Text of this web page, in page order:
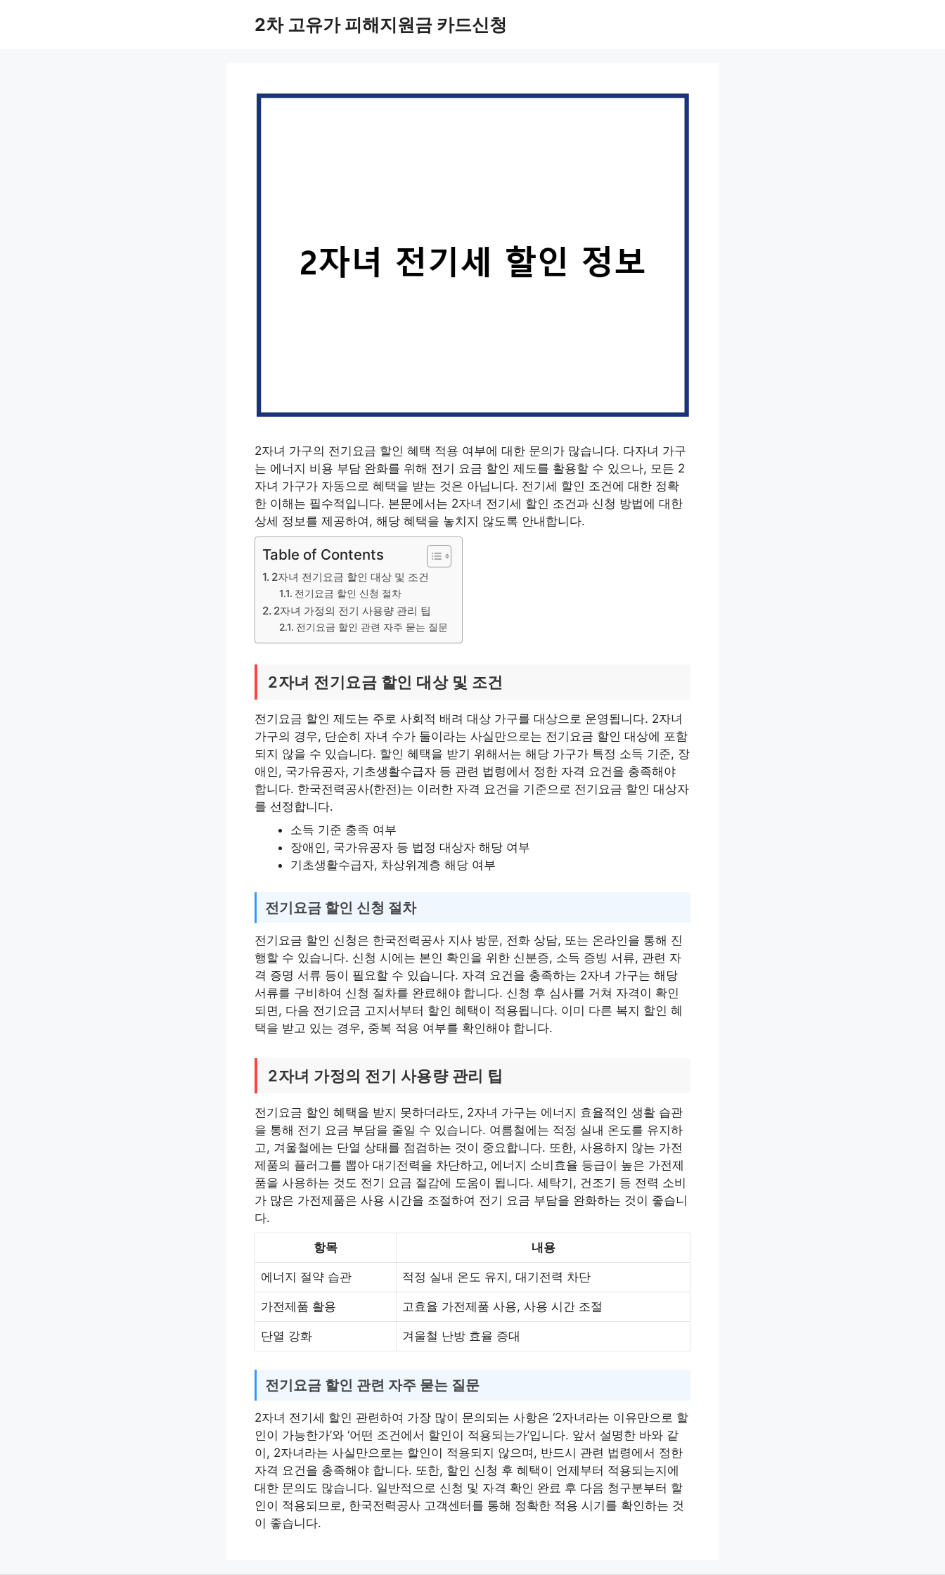
2차 고유가 피해지원금 카드신청
2자녀 가구의 전기요금 할인 혜택 적용 여부에 대한 문의가 많습니다. 다자녀 가구
는 에너지 비용 부담 완화를 위해 전기 요금 할인 제도를 활용할 수 있으나, 모든 2
자녀 가구가 자동으로 혜택을 받는 것은 아닙니다. 전기세 할인 조건에 대한 정확
한 이해는 필수적입니다. 본문에서는 2자녀 전기세 할인 조건과 신청 방법에 대한
상세 정보를 제공하여, 해당 혜택을 놓치지 않도록 안내합니다.
Table of Contents
2자녀 전기요금 할인 대상 및 조건
전기요금 할인 신청 절차
2자녀 가정의 전기 사용량 관리 팁
전기요금 할인 관련 자주 묻는 질문
2자녀 전기요금 할인 대상 및 조건
전기요금 할인 제도는 주로 사회적 배려 대상 가구를 대상으로 운영됩니다. 2자녀
가구의 경우, 단순히 자녀 수가 둘이라는 사실만으로는 전기요금 할인 대상에 포함
되지 않을 수 있습니다. 할인 혜택을 받기 위해서는 해당 가구가 특정 소득 기준, 장
애인, 국가유공자, 기초생활수급자 등 관련 법령에서 정한 자격 요건을 충족해야
합니다. 한국전력공사(한전)는 이러한 자격 요건을 기준으로 전기요금 할인 대상자
를 선정합니다.
소득 기준 충족 여부
장애인, 국가유공자 등 법정 대상자 해당 여부
기초생활수급자, 차상위계층 해당 여부
전기요금 할인 신청 절차
전기요금 할인 신청은 한국전력공사 지사 방문, 전화 상담, 또는 온라인을 통해 진
행할 수 있습니다. 신청 시에는 본인 확인을 위한 신분증, 소득 증빙 서류, 관련 자
격 증명 서류 등이 필요할 수 있습니다. 자격 요건을 충족하는 2자녀 가구는 해당
서류를 구비하여 신청 절차를 완료해야 합니다. 신청 후 심사를 거쳐 자격이 확인
되면, 다음 전기요금 고지서부터 할인 혜택이 적용됩니다. 이미 다른 복지 할인 혜
택을 받고 있는 경우, 중복 적용 여부를 확인해야 합니다.
2자녀 가정의 전기 사용량 관리 팁
전기요금 할인 혜택을 받지 못하더라도, 2자녀 가구는 에너지 효율적인 생활 습관
을 통해 전기 요금 부담을 줄일 수 있습니다. 여름철에는 적정 실내 온도를 유지하
고, 겨울철에는 단열 상태를 점검하는 것이 중요합니다. 또한, 사용하지 않는 가전
제품의 플러그를 뽑아 대기전력을 차단하고, 에너지 소비효율 등급이 높은 가전제
품을 사용하는 것도 전기 요금 절감에 도움이 됩니다. 세탁기, 건조기 등 전력 소비
가 많은 가전제품은 사용 시간을 조절하여 전기 요금 부담을 완화하는 것이 좋습니
다.
항목 내용
에너지 절약 습관 적정 실내 온도 유지, 대기전력 차단
가전제품 활용 고효율 가전제품 사용, 사용 시간 조절
단열 강화 겨울철 난방 효율 증대
전기요금 할인 관련 자주 묻는 질문
2자녀 전기세 할인 관련하여 가장 많이 문의되는 사항은 ‘2자녀라는 이유만으로 할
인이 가능한가’와 ‘어떤 조건에서 할인이 적용되는가’입니다. 앞서 설명한 바와 같
이, 2자녀라는 사실만으로는 할인이 적용되지 않으며, 반드시 관련 법령에서 정한
자격 요건을 충족해야 합니다. 또한, 할인 신청 후 혜택이 언제부터 적용되는지에
대한 문의도 많습니다. 일반적으로 신청 및 자격 확인 완료 후 다음 청구분부터 할
인이 적용되므로, 한국전력공사 고객센터를 통해 정확한 적용 시기를 확인하는 것
이 좋습니다.